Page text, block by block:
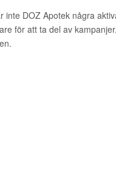
inte DOZ Apotek några
för att ta del av